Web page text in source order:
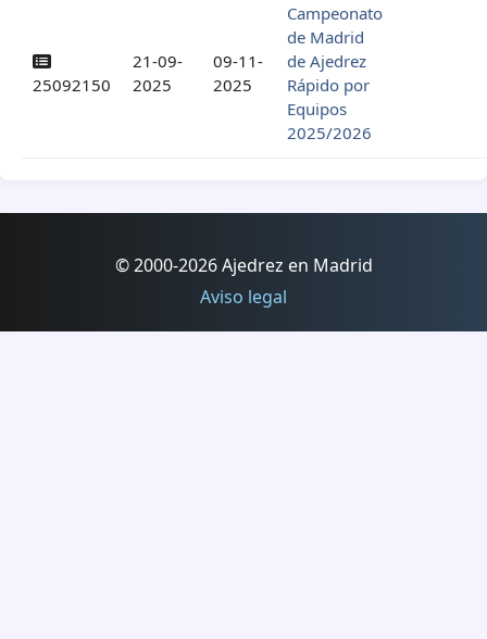
25092150
21-09-
2025
09-11-
2025
Campeonato
de Madrid
de Ajedrez
Rápido por
Equipos
2025/2026
© 2000-2026 Ajedrez en Madrid
Aviso legal